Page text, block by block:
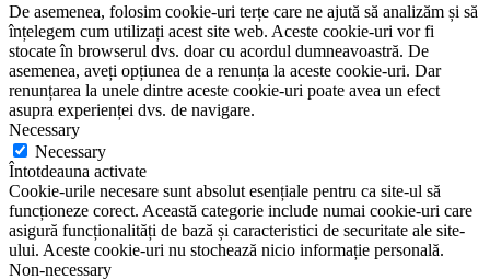
De asemenea, folosim cookie-uri terțe care ne ajută să analizăm și să
înțelegem cum utilizați acest site web. Aceste cookie-uri vor fi
stocate în browserul dvs. doar cu acordul dumneavoastră. De
asemenea, aveți opțiunea de a renunța la aceste cookie-uri. Dar
renunțarea la unele dintre aceste cookie-uri poate avea un efect
asupra experienței dvs. de navigare.
Necessary
Necessary
Întotdeauna activate
Cookie-urile necesare sunt absolut esențiale pentru ca site-ul să
funcționeze corect. Această categorie include numai cookie-uri care
asigură funcționalități de bază și caracteristici de securitate ale site-
ului. Aceste cookie-uri nu stochează nicio informație personală.
Non-necessary